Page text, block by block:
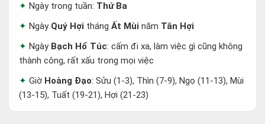
Ngày trong tuần: Thứ Ba
Ngày Quý Hợi tháng Ất Mùi năm Tân Hợi
Ngày Bạch Hổ Túc: cấm đi xa, làm việc gì cũng không
thành công, rất xấu trong mọi việc
Giờ Hoàng Đạo: Sửu (1-3), Thìn (7-9), Ngọ (11-13), Mùi
(13-15), Tuất (19-21), Hợi (21-23)